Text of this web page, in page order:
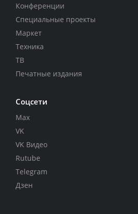
Конференции
Специальные проекты
Маркет
Техника
ТВ
Печатные издания
Соцсети
Max
VK
VK Видео
Rutube
Telegram
Дзен